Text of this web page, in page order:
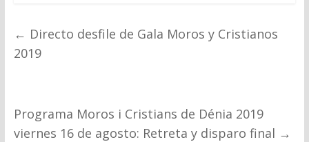
← Directo desfile de Gala Moros y Cristianos
2019
Programa Moros i Cristians de Dénia 2019
viernes 16 de agosto: Retreta y disparo final →